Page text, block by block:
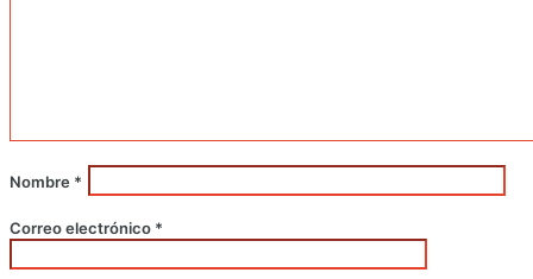
Nombre *
Correo electrónico *